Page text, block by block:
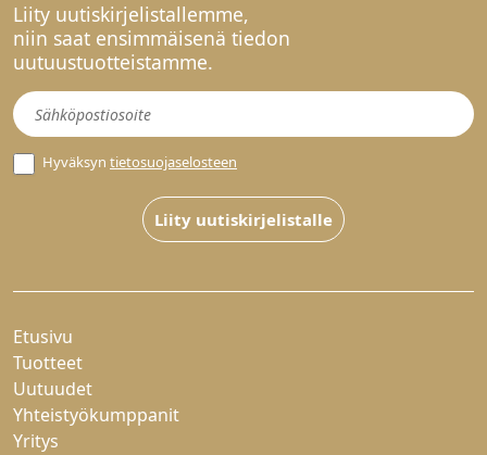
Liity uutiskirjelistallemme,
niin saat ensimmäisenä tiedon
uutuustuotteistamme.
Uutiskirje
Hyväksyn tietosuojaselosteen
Liity uutiskirjelistalle
Etusivu
Tuotteet
Uutuudet
Yhteistyökumppanit
Yritys